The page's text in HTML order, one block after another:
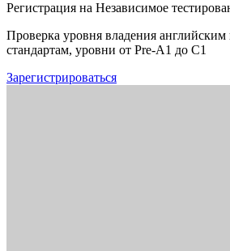
Регистрация на Независимое
Проверка уровня владения
стандартам, уровни от Pre-A1 до C1
Зарегистрироваться